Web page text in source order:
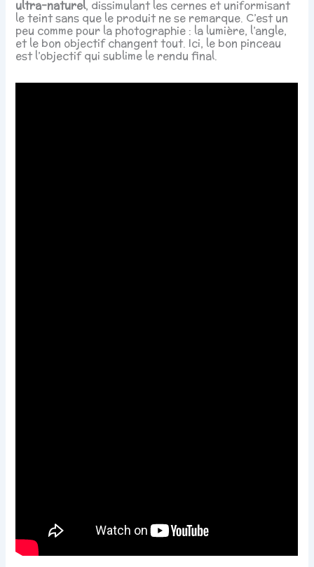
ultra-naturel, dissimulant les cernes et uniformisant
le teint sans que le produit ne se remarque. C’est un
peu comme pour la photographie : la lumière, l’angle,
et le bon objectif changent tout. Ici, le bon pinceau
est l’objectif qui sublime le rendu final.